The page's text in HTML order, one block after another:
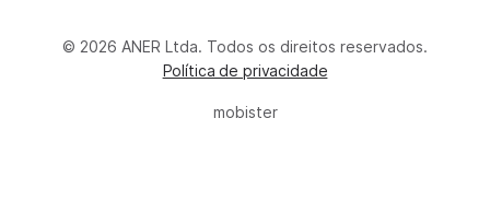
© 2026 ANER Ltda. Todos os direitos reservados.
Política de privacidade
mobister